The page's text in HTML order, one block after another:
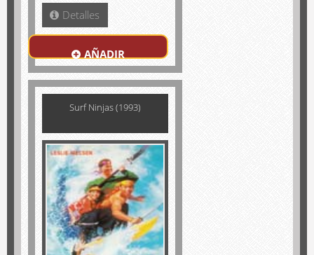
Detalles
AÑADIR
Surf Ninjas (1993)